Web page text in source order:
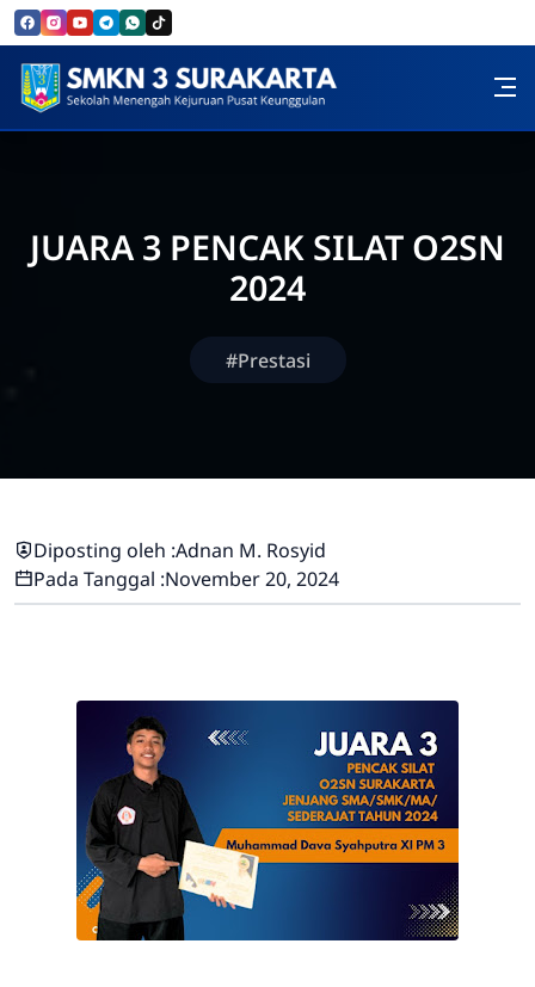
Skip to Content
SMK Negeri 3 Surakarta
JUARA 3 PENCAK SILAT O2SN
2024
#Prestasi
Diposting oleh :Adnan M. Rosyid
Pada Tanggal :November 20, 2024